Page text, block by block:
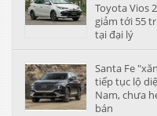
Toyota Vios
giảm tới 55
tại đại lý
Santa Fe
tiếp tục lộ
Nam, chưa
bán